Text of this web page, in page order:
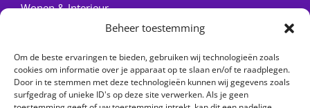
Beheer toestemming
Om de beste ervaringen te bieden, gebruiken wij technologieën zoals
cookies om informatie over je apparaat op te slaan en/of te raadplegen.
Door in te stemmen met deze technologieën kunnen wij gegevens zoals
surfgedrag of unieke ID's op deze site verwerken. Als je geen
Wonen & Interieur
Home
Over ons